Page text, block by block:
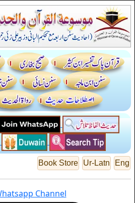
Eng
Ur-Latn
Book Store
Channel